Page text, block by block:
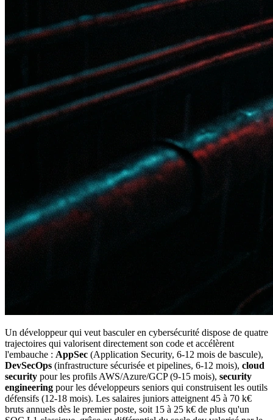
Un développeur qui veut basculer en cybersécurité dispose de quatre
trajectoires qui valorisent directement son code et accélèrent
l'embauche : AppSec (Application Security, 6-12 mois de bascule),
DevSecOps (infrastructure sécurisée et pipelines, 6-12 mois), cloud
security pour les profils AWS/Azure/GCP (9-15 mois), security
engineering pour les développeurs seniors qui construisent les outils
défensifs (12-18 mois). Les salaires juniors atteignent 45 à 70 k€
bruts annuels dès le premier poste, soit 15 à 25 k€ de plus qu'un